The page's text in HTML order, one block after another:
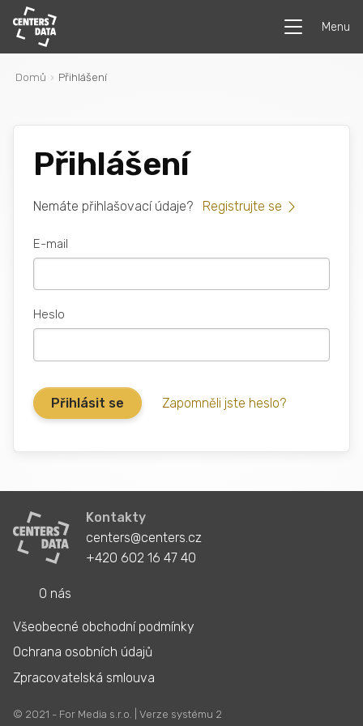
Menu
Domů Přihlášení
Přihlášení
Nemáte přihlašovací údaje? Registrujte se
E-mail
Heslo
Zapomněli jste heslo?
Kontakty
centers@centers.cz
+420 602 16 47 40
O nás
Všeobecné obchodní podmínky
Ochrana osobních údajů
Zpracovatelská smlouva
© 2021 - For Media s.r.o. | Verze systému 2